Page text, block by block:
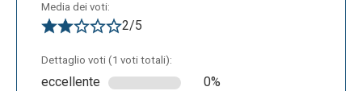
Media dei voti:
2/5
Dettaglio voti (1 voti totali):
eccellente
0%